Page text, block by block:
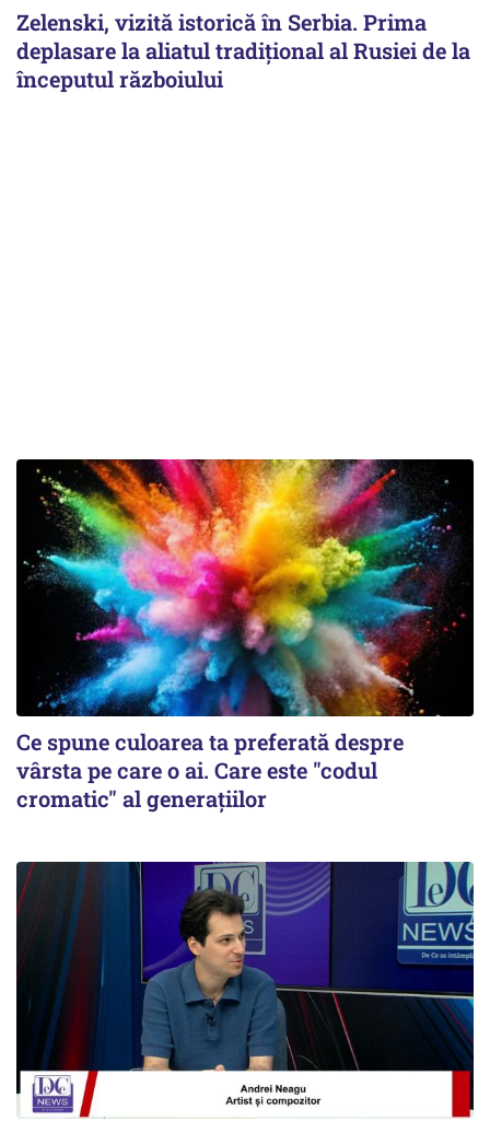
Zelenski, vizită istorică în Serbia. Prima
deplasare la aliatul tradițional al Rusiei de la
începutul războiului
Ce spune culoarea ta preferată despre
vârsta pe care o ai. Care este "codul
cromatic" al generațiilor